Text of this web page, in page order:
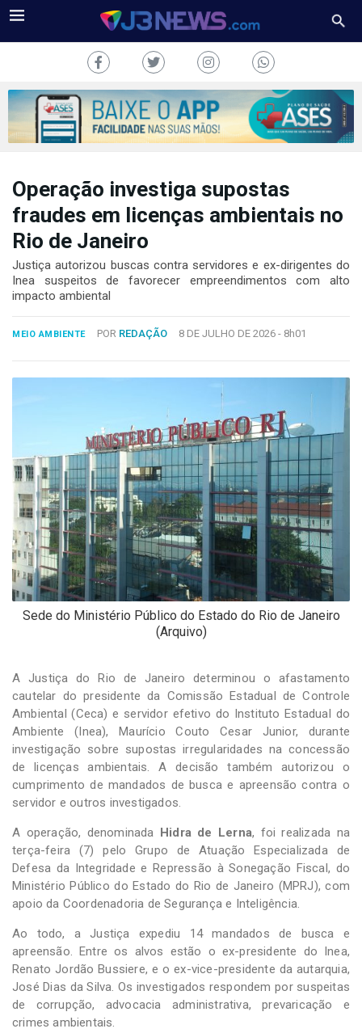
J3NEWS
COLUNAS
FALE
Copyright
Desenvolvido
Sistemas
Operação investiga supostas
fraudes em licenças ambientais no
Rio de Janeiro
Justiça autorizou buscas contra servidores e ex-dirigentes do
Inea suspeitos de favorecer empreendimentos com alto
impacto ambiental
MEIO AMBIENTE POR REDAÇÃO 8 DE JULHO DE 2026 - 8h01
Sede do Ministério Público do Estado do Rio de Janeiro
(Arquivo)
A Justiça do Rio de Janeiro determinou o afastamento
cautelar do presidente da Comissão Estadual de Controle
Ambiental (Ceca) e servidor efetivo do Instituto Estadual do
Ambiente (Inea), Maurício Couto Cesar Junior, durante
investigação sobre supostas irregularidades na concessão
de licenças ambientais. A decisão também autorizou o
cumprimento de mandados de busca e apreensão contra o
servidor e outros investigados.
A operação, denominada Hidra de Lerna, foi realizada na
terça-feira (7) pelo Grupo de Atuação Especializada de
Defesa da Integridade e Repressão à Sonegação Fiscal, do
Ministério Público do Estado do Rio de Janeiro (MPRJ), com
apoio da Coordenadoria de Segurança e Inteligência.
Ao todo, a Justiça expediu 14 mandados de busca e
apreensão. Entre os alvos estão o ex-presidente do Inea,
Renato Jordão Bussiere, e o ex-vice-presidente da autarquia,
José Dias da Silva. Os investigados respondem por suspeitas
de corrupção, advocacia administrativa, prevaricação e
crimes ambientais.